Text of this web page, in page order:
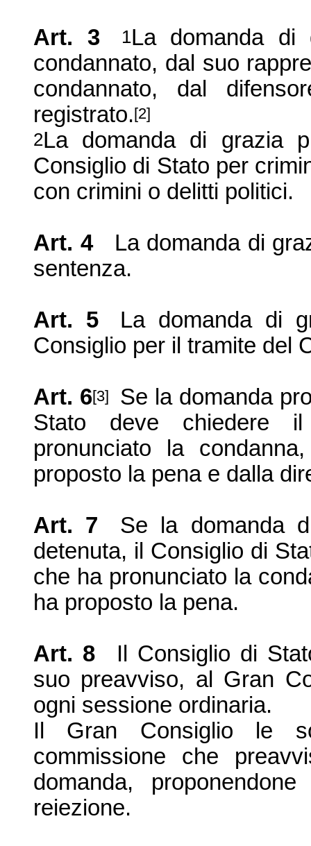
Art. 3 1La domanda di
condannato, dal suo
condannato, dal
registrato.[2]
2La domanda di grazia
Consiglio di Stato per
con crimini o delitti politici.
Art. 4
La domanda di
sentenza.
Art. 5
La domanda di
Consiglio per il tramite del
Art. 6[3]
Se la domanda
Stato deve chiedere il
pronunciato la
proposto la pena e dalla
Art. 7
Se la domanda
detenuta, il Consiglio di
che ha pronunciato la
ha proposto la pena.
Art. 8
Il Consiglio di
suo preavviso, al Gran
ogni sessione ordinaria.
Il Gran Consiglio le
commissione che
domanda,
reiezione.